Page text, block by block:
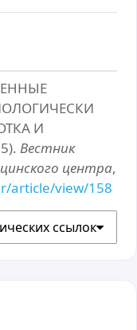
И
Вестник
центра,
article/view/158
ссылок